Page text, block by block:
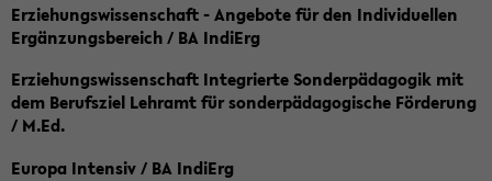
Erziehungswissenschaft - Angebote für den Individuellen
Ergänzungsbereich / BA IndiErg
Erziehungswissenschaft Integrierte Sonderpädagogik mit
dem Berufsziel Lehramt für sonderpädagogische Förderung
/ M.Ed.
Europa Intensiv / BA IndiErg